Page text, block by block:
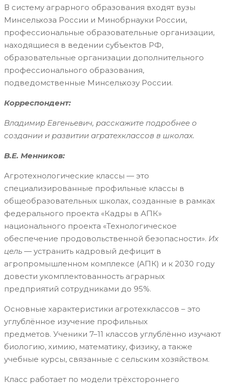
В систему аграрного образования входят вузы
Минсельхоза России и Минобрнауки России,
профессиональные образовательные организации,
находящиеся в ведении субъектов РФ,
образовательные организации дополнительного
профессионального образования,
подведомственные Минсельхозу России.
Корреспондент:
Владимир Евгеньевич, расскажите подробнее о
создании и развитии агратехклассов в школах.
В.Е. Менников:
Агротехнологические классы — это
специализированные профильные классы в
общеобразовательных школах, созданные в рамках
федерального проекта «Кадры в АПК»
национального проекта «Технологическое
обеспечение продовольственной безопасности». Их
цель — устранить кадровый дефицит в
агропромышленном комплексе (АПК) и к 2030 году
довести укомплектованность аграрных
предприятий сотрудниками до 95%.
Основные характеристики агротехклассов – это
углублённое изучение профильных
предметов. Ученики 7–11 классов углублённо изучают
биологию, химию, математику, физику, а также
учебные курсы, связанные с сельским хозяйством.
Класс работает по модели трёхстороннего